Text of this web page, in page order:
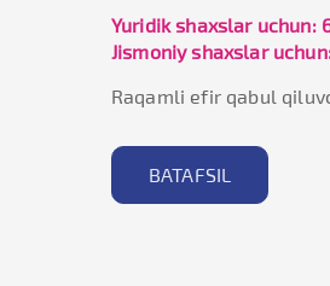
Yuridik shaxslar uchun:
Jismoniy shaxslar
Raqamli efir qabul
BATAFSIL